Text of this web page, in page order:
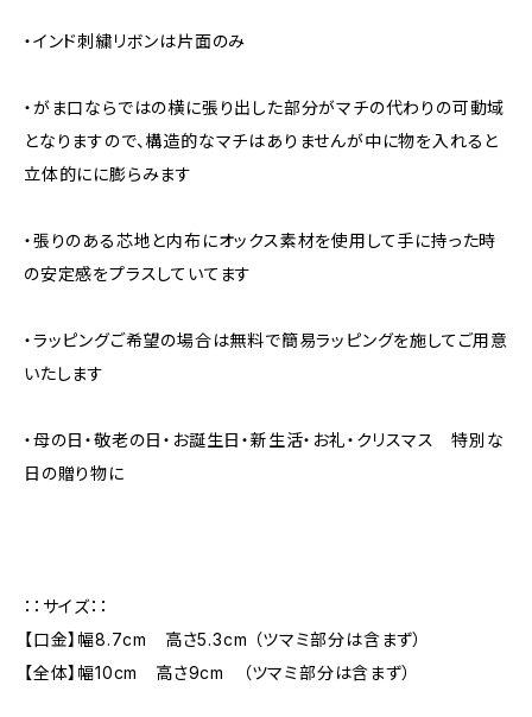
・インド刺繍リボンは片面のみ
・がま口ならではの横に張り出した部分がマチの代わりの可動域
となりますので、構造的なマチはありませんが中に物を入れると
立体的にに膨らみます
・張りのある芯地と内布にオックス素材を使用して手に持った時
の安定感をプラスしていてます
・ラッピングご希望の場合は無料で簡易ラッピングを施してご用意
いたします
・母の日・敬老の日・お誕生日・新生活・お礼・クリスマス 特別な
日の贈り物に
：：サイズ：：
【口金】幅8.7cm 高さ5.3cm （ツマミ部分は含まず）
【全体】幅10cm 高さ9cm （ツマミ部分は含まず）